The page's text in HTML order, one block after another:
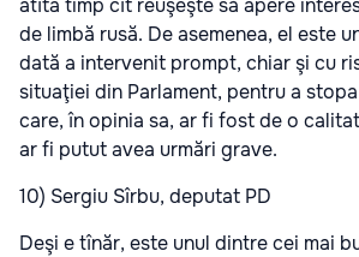
atîta timp cît reuşeşte să apere
de limbă rusă. De asemenea, el este
dată a intervenit prompt, chiar şi cu
situaţiei din Parlament, pentru a
care, în opinia sa, ar fi fost de o
ar fi putut avea urmări grave.
10) Sergiu Sîrbu, deputat PD
Deşi e tînăr, este unul dintre cei mai